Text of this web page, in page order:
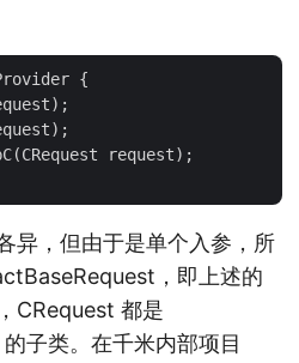
{
request);
异，但由于是单个入参，所
，即上述的
CRequest 都是
子类。在千米内部项目